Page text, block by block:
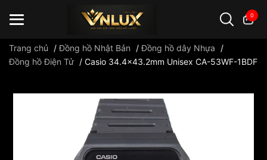
0
Trang chủ /Đồng hồ Nhật Bản /Đồng hồ dây Nhựa
/
Đồng hồ Điện Tử / Casio 34.4x43.2mm Unisex CA-53WF-1BDF